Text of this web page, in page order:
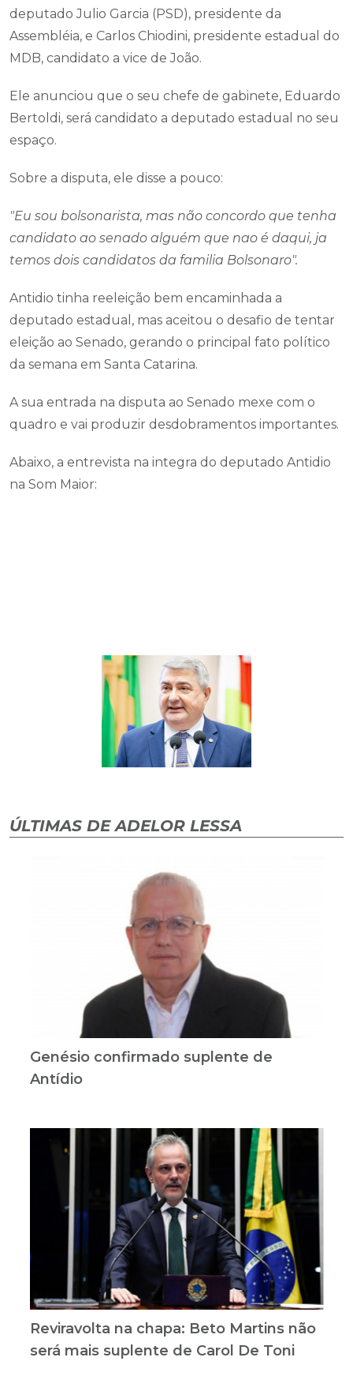
deputado Julio Garcia (PSD), presidente da
Assembléia, e Carlos Chiodini, presidente estadual do
MDB, candidato a vice de João.
Ele anunciou que o seu chefe de gabinete, Eduardo
Bertoldi, será candidato a deputado estadual no seu
espaço.
Sobre a disputa, ele disse a pouco:
"Eu sou bolsonarista, mas não concordo que tenha
candidato ao senado alguém que nao é daqui, ja
temos dois candidatos da familia Bolsonaro".
Antidio tinha reeleição bem encaminhada a
deputado estadual, mas aceitou o desafio de tentar
eleição ao Senado, gerando o principal fato político
da semana em Santa Catarina.
A sua entrada na disputa ao Senado mexe com o
quadro e vai produzir desdobramentos importantes.
Abaixo, a entrevista na integra do deputado Antidio
na Som Maior:
ÚLTIMAS DE ADELOR LESSA
Genésio confirmado suplente de
Antídio
Reviravolta na chapa: Beto Martins não
será mais suplente de Carol De Toni